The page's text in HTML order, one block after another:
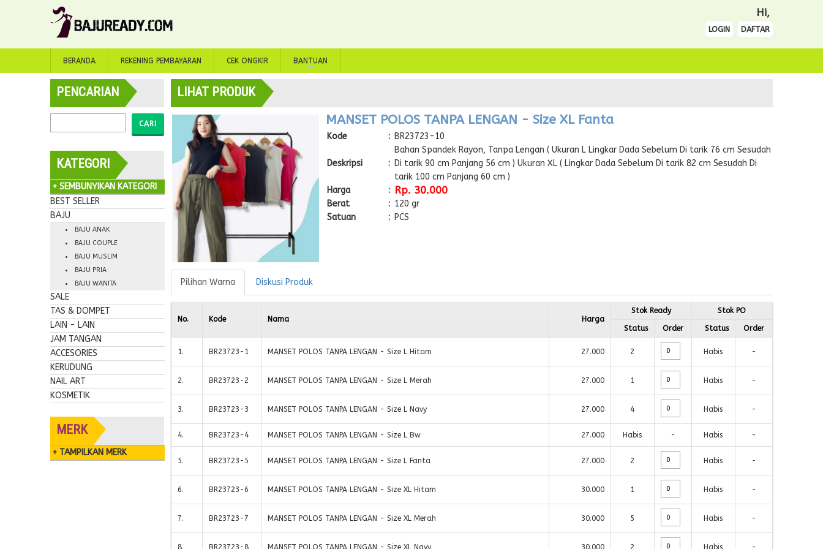
Hi,
LOGIN DAFTAR
BERANDA REKENING PEMBAYARAN
CEK ONGKIR
+
BANTUAN
PENCARIAN
CARI
KATEGORI
+ SEMBUNYIKAN KATEGORI
BEST SELLER
BAJU
BAJU ANAK
BAJU COUPLE
BAJU MUSLIM
BAJU PRIA
BAJU WANITA
SALE
TAS & DOMPET
LAIN - LAIN
JAM TANGAN
ACCESORIES
KERUDUNG
NAIL ART
KOSMETIK
MERK
+ TAMPILKAN MERK
LIHAT PRODUK
MANSET POLOS TANPA LENGAN - Size XL Fanta
Kode : BR23723-10
Deskripsi :
Bahan Spandek Rayon, Tanpa Lengan ( Ukuran L Lingkar Dada Sebelum Di tarik 76 cm Sesudah
Di tarik 90 cm Panjang 56 cm ) Ukuran XL ( Lingkar Dada Sebelum Di tarik 82 cm Sesudah Di
tarik 100 cm Panjang 60 cm )
Harga
: Rp. 30.000
Berat : 120 gr
Satuan
: PCS
Pilihan Warna Diskusi Produk
No. Kode Nama Harga
Stok Ready Stok PO
Status Order Status Order
1. BR23723-1 MANSET POLOS TANPA LENGAN - Size L Hitam 27.000 2 Habis -
2. BR23723-2 MANSET POLOS TANPA LENGAN - Size L Merah 27.000 1 Habis -
3. BR23723-3 MANSET POLOS TANPA LENGAN - Size L Navy 27.000 4 Habis -
4. BR23723-4 MANSET POLOS TANPA LENGAN - Size L Bw 27.000 Habis - Habis -
5. BR23723-5 MANSET POLOS TANPA LENGAN - Size L Fanta 27.000 2 Habis -
6. BR23723-6 MANSET POLOS TANPA LENGAN - Size XL Hitam 30.000 1 Habis -
7. BR23723-7 MANSET POLOS TANPA LENGAN - Size XL Merah 30.000 5 Habis -
8. BR23723-8 MANSET POLOS TANPA LENGAN - Size XL Navy 30.000 2 Habis -